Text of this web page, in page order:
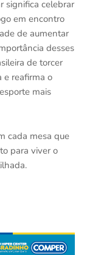
significa celebrar
em encontro
de aumentar
desses
de torcer
e reafirma o
mais
cada mesa que
para viver o